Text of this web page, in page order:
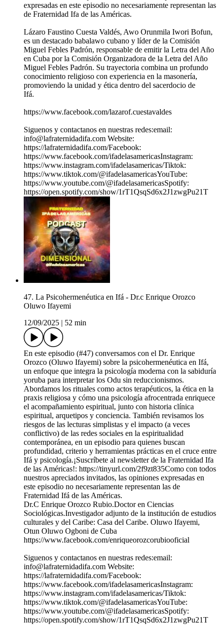
expresadas en este episodio no necesariamente representan las
de Fraternidad Ifa de las Américas.
Lázaro Faustino Cuesta Valdés, Awo Orunmila Iwori Bofun,
es un destacado babalawo cubano y líder de la Comisión
Miguel Febles Padrón, responsable de emitir la Letra del Año
en Cuba por la Comisión Organizadora de la Letra del Año
Miguel Febles Padrón. Su trayectoria combina un profundo
conocimiento religioso con experiencia en la masonería,
promoviendo la unidad y ética dentro del sacerdocio de
Ifá.
https://www.facebook.com/lazarof.cuestavaldes
Siguenos y contactanos en nuestras redes:email:
info@lafraternidadifa.com Website:
https://lafraternidadifa.com/Facebook:
https://www.facebook.com/ifadelasamericasInstagram:
https://www.instagram.com/ifadelasamericas/Tiktok:
https://www.tiktok.com/@ifadelasamericasYouTube:
https://www.youtube.com/@ifadelasamericasSpotify:
https://open.spotify.com/show/1rT1QsqSd6x2J1zwgPu21T
47. La Psicohermenéutica en Ifá - Dr.c Enrique Orozco
Oluwo Ifayemi
12/09/2025
52 min
En este episodio (#47) conversamos con el Dr. Enrique
Orozco (Oluwo Ifayemi) sobre la psicohermenéutica en Ifá,
un enfoque que integra la psicología moderna con la sabiduría
yoruba para interpretar los Odu sin reduccionismos.
Abordamos los rituales como actos terapéuticos, la ética en la
praxis religiosa y cómo una psicología afrocentrada enriquece
el acompañamiento espiritual, junto con historia clínica
espiritual, arquetipos y conciencia. También revisamos los
riesgos de las lecturas simplistas y el impacto (a veces
conflictivo) de las redes sociales en la espiritualidad
contemporánea, en un episodio para quienes buscan
profundidad, criterio y herramientas prácticas en el cruce entre
Ifá y psicología.¡Suscríbete al newsletter de la Fraternidad Ifa
de las Américas!: https://tinyurl.com/2f9zt835Como con todos
nuestros apreciados invitados, las opiniones expresadas en
este episodio no necesariamente representan las de
Fraternidad Ifá de las Américas.
Dr.C Enrique Orozco Rubio.Doctor en Ciencias
Sociológicas.Investigador adjunto de la institución de estudios
culturales y del Caribe: Casa del Caribe. Oluwo Ifayemi,
Otun Oluwo Ogboni de Cuba
https://www.facebook.com/enriqueorozcorubiooficial
Siguenos y contactanos en nuestras redes:email:
info@lafraternidadifa.com Website:
https://lafraternidadifa.com/Facebook:
https://www.facebook.com/ifadelasamericasInstagram:
https://www.instagram.com/ifadelasamericas/Tiktok:
https://www.tiktok.com/@ifadelasamericasYouTube:
https://www.youtube.com/@ifadelasamericasSpotify:
https://open.spotify.com/show/1rT1QsqSd6x2J1zwgPu21T